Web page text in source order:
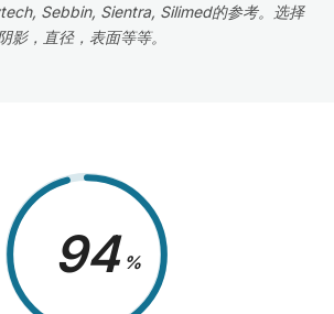
Sebbin, Sientra, Silimed的参考。选择
影，直径，表面等等。
98 %